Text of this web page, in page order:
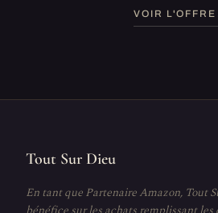
VOIR L'OFFRE
Tout Sur Dieu
En tant que Partenaire Amazon, Tout